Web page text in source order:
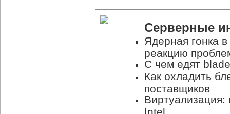
Серверные
Ядерная гонка
реакцию
С чем едят
Как охладить
поставщиков
Intel